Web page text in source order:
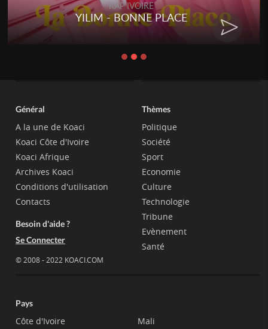
RAP IVOIRE
YILIM - BONNE PLACE
Général
A la une de Koaci
Koaci Côte d'Ivoire
Koaci Afrique
Archives Koaci
Conditions d'utilisation
Contacts
Besoin d'aide ?
Se Connecter
© 2008 - 2022 KOACI.COM
Thèmes
Politique
Société
Sport
Economie
Culture
Technologie
Tribune
Evènement
Santé
Pays
Côte d'Ivoire
Mali